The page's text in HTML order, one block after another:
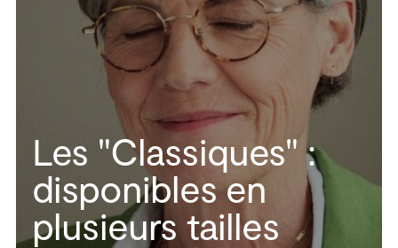
Les "Classiques" :
disponibles en
plusieurs tailles